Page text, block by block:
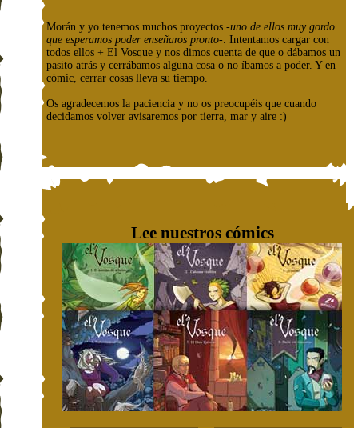
Morán y yo tenemos muchos proyectos -uno de ellos muy gordo
que esperamos poder enseñaros pronto- . Intentamos cargar con
todos ellos + El Vosque y nos dimos cuenta de que o dábamos un
pasito atrás y cerrábamos alguna cosa o no íbamos a poder. Y en
cómic, cerrar cosas lleva su tiempo.
Os agradecemos la paciencia y no os preocupéis que cuando
decidamos volver avisaremos por tierra, mar y aire :)
Lee nuestros cómics